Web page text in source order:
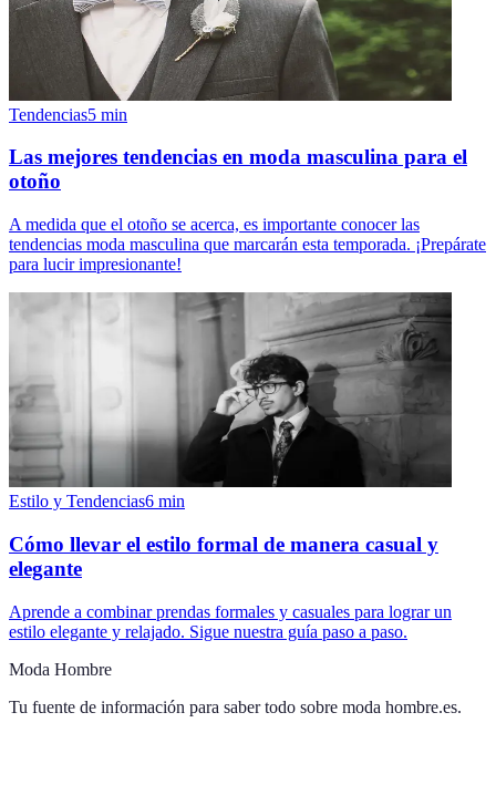
Tendencias5 min
Las mejores tendencias en moda masculina para el
otoño
A medida que el otoño se acerca, es importante conocer las
tendencias moda masculina que marcarán esta temporada. ¡Prepárate
para lucir impresionante!
Estilo y Tendencias6 min
Cómo llevar el estilo formal de manera casual y
elegante
Aprende a combinar prendas formales y casuales para lograr un
estilo elegante y relajado. Sigue nuestra guía paso a paso.
Moda Hombre
Tu fuente de información para saber todo sobre moda hombre.es.